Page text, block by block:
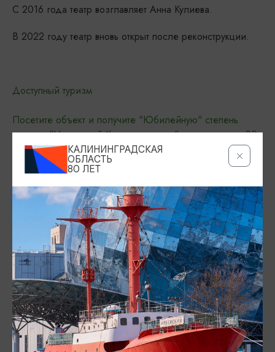
С 2016 года театр возглавляет Анна Кулиева.
В 2022 году театр вновь открыт после реконструкции.
Доступный туризм
Посетите объект и получите "Юбилейную" степень
проекта "Настоящий Калининградец", посвященную 80-
летию Калининградской области
АДРЕС
ул. Театральная, 5,
Показать на карте
КОНТАКТЫ
+7 (4012) 994-600info@tilsit-theatre.ru
САЙТ
Официальный сайтВКонтакте
ПРЕДЛОЖИТЬ ИНФОРМАЦИЮ
КАЛИНИНГРАДСКАЯ
ОБЛАСТЬ
80 ЛЕТ